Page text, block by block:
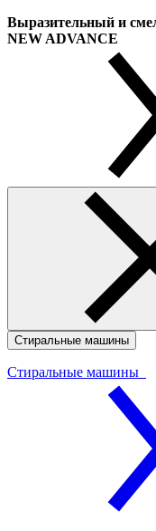
Выразительный и
NEW ADVANCE
Стиральные машины
Стиральные машины